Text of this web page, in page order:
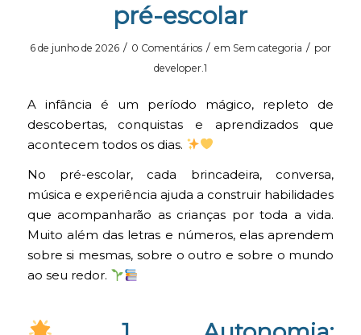
pré-escolar
6 de junho de 2026 / 0 Comentários / em Sem categoria / por
developer.1
A infância é um período mágico, repleto de
descobertas, conquistas e aprendizados que
acontecem todos os dias.
No pré-escolar, cada brincadeira, conversa,
música e experiência ajuda a construir habilidades
que acompanharão as crianças por toda a vida.
Muito além das letras e números, elas aprendem
sobre si mesmas, sobre o outro e sobre o mundo
ao seu redor.